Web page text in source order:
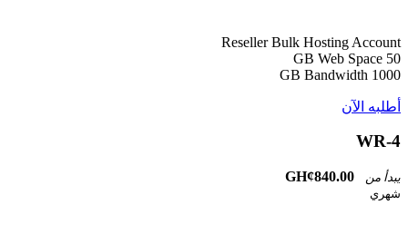
Reseller Bulk Hosting Account
50 GB Web Space
1000 GB Bandwidth
أطلبه الآن
WR-4
يبدأ من GH¢840.00
شهري